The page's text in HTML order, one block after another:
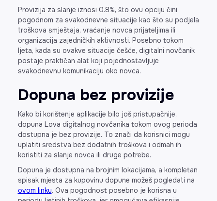
Provizija za slanje iznosi 0.8%, što ovu opciju čini
pogodnom za svakodnevne situacije kao što su podjela
troškova smještaja, vraćanje novca prijateljima ili
organizacija zajedničkih aktivnosti. Posebno tokom
ljeta, kada su ovakve situacije češće, digitalni novčanik
postaje praktičan alat koji pojednostavljuje
svakodnevnu komunikaciju oko novca.
Dopuna bez provizije
Kako bi korištenje aplikacije bilo još pristupačnije,
dopuna Lova digitalnog novčanika tokom ovog perioda
dostupna je bez provizije. To znači da korisnici mogu
uplatiti sredstva bez dodatnih troškova i odmah ih
koristiti za slanje novca ili druge potrebe.
Dopuna je dostupna na brojnim lokacijama, a kompletan
spisak mjesta za kupovinu dopune možeš pogledati na
ovom linku. Ova pogodnost posebno je korisna u